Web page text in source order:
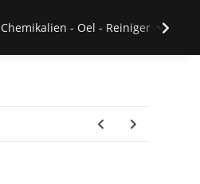
Chemikalien - Oel - Reiniger